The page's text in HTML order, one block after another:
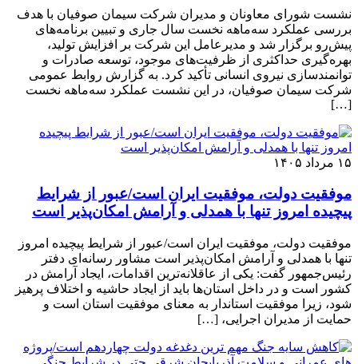
نشست شورای معاونان و مدیران شرکت سیمان صوفیان با هدف
بررسی عملکرد سه‌ماهه نخست سال جاری و تبیین برنامه‌های
پیش‌رو برگزار شد و مدیرعامل این شرکت بر افزایش تولید،
بهره‌گیری حداکثری از ظرفیت‌های موجود، توسعه صادرات و
توانمندسازی نیروی انسانی تأکید کرد. به گزارش روابط عمومی
شرکت سیمان صوفیان، در این نشست عملکرد سه‌ماهه نخست
[…]
۱۵ مرداد ۱۴۰۵
موفقیت دولت، موفقیت ایران است/عبور از شرایط
پیچیده امروز تنها با همدلی و آرامش امکان‌پذیر است
موفقیت دولت، موفقیت ایران است/عبور از شرایط پیچیده امروز
تنها با همدلی و آرامش امکان‌پذیر است مشاور رسانه‌ای دفتر
رئیس‌جمهور گفت: یکی از عاقلانه‌ترین اقدامات، ایجاد آرامش در
کشور است و در داخل استان‌ها باید از ایجاد حاشیه و اختلاف پرهیز
شود، زیرا موفقیت استاندار به معنای موفقیت استان است و
حمایت از مدیران اجرایی، […]